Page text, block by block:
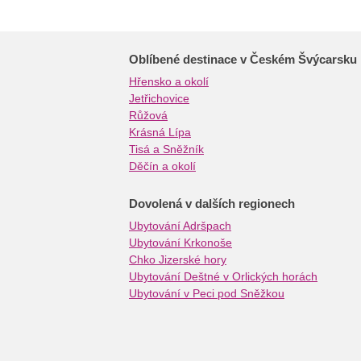
Oblíbené destinace v Českém Švýcarsku
Hřensko a okolí
Jetřichovice
Růžová
Krásná Lípa
Tisá a Sněžník
Děčín a okolí
Dovolená v dalších regionech
Ubytování Adršpach
Ubytování Krkonoše
Chko Jizerské hory
Ubytování Deštné v Orlických horách
Ubytování v Peci pod Sněžkou